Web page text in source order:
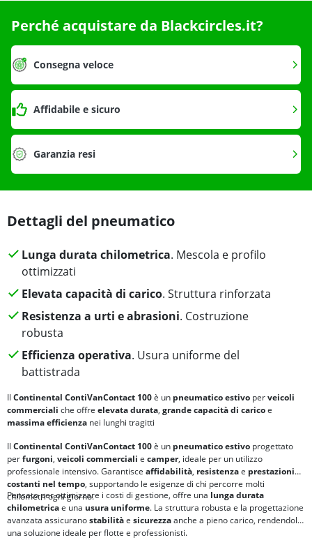
Perché acquistare da Blackcircles.it?
Consegna veloce
Affidabile e sicuro
Garanzia resi
Dettagli del pneumatico
Lunga durata chilometrica. Mescola e profilo
ottimizzati
Elevata capacità di carico. Struttura rinforzata
Resistenza a urti e abrasioni. Costruzione
robusta
Efficienza operativa. Usura uniforme del
battistrada
Il Continental ContiVanContact 100è un pneumatico estivo perveicoli
commerciali che offre elevata durata, grande capacità di caricoe
massima efficienza nei lunghi tragitti
Il Continental ContiVanContact 100è un pneumatico estivo progettato
perfurgoni, veicoli commerciali e camper, ideale per un utilizzo
professionale intensivo. Garantisce affidabilità, resistenzae prestazioni
costanti nel tempo, supportando le esigenze di chi percorre molti
chilometri ogni giorno.
Pensato per ottimizzare i costi di gestione, offre una lunga durata
chilometricae una usura uniforme. La struttura robusta e la progettazione
avanzata assicuranostabilitàe sicurezzaanche a pieno carico, rendendolo
una soluzione ideale per flotte e professionisti.